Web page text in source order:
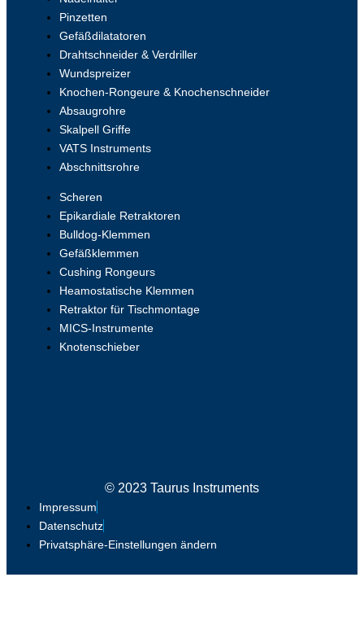
Pinzetten
Gefäßdilatatoren
Drahtschneider & Verdriller
Wundspreizer
Knochen-Rongeure & Knochenschneider
Absaugrohre
Skalpell Griffe
VATS Instruments
Abschnittsrohre
Scheren
Epikardiale Retraktoren
Bulldog-Klemmen
Gefäßklemmen
Cushing Rongeurs
Heamostatische Klemmen
Retraktor für Tischmontage
MICS-Instrumente
Knotenschieber
© 2023 Taurus Instruments
Impressum
Datenschutz
Privatsphäre-Einstellungen ändern